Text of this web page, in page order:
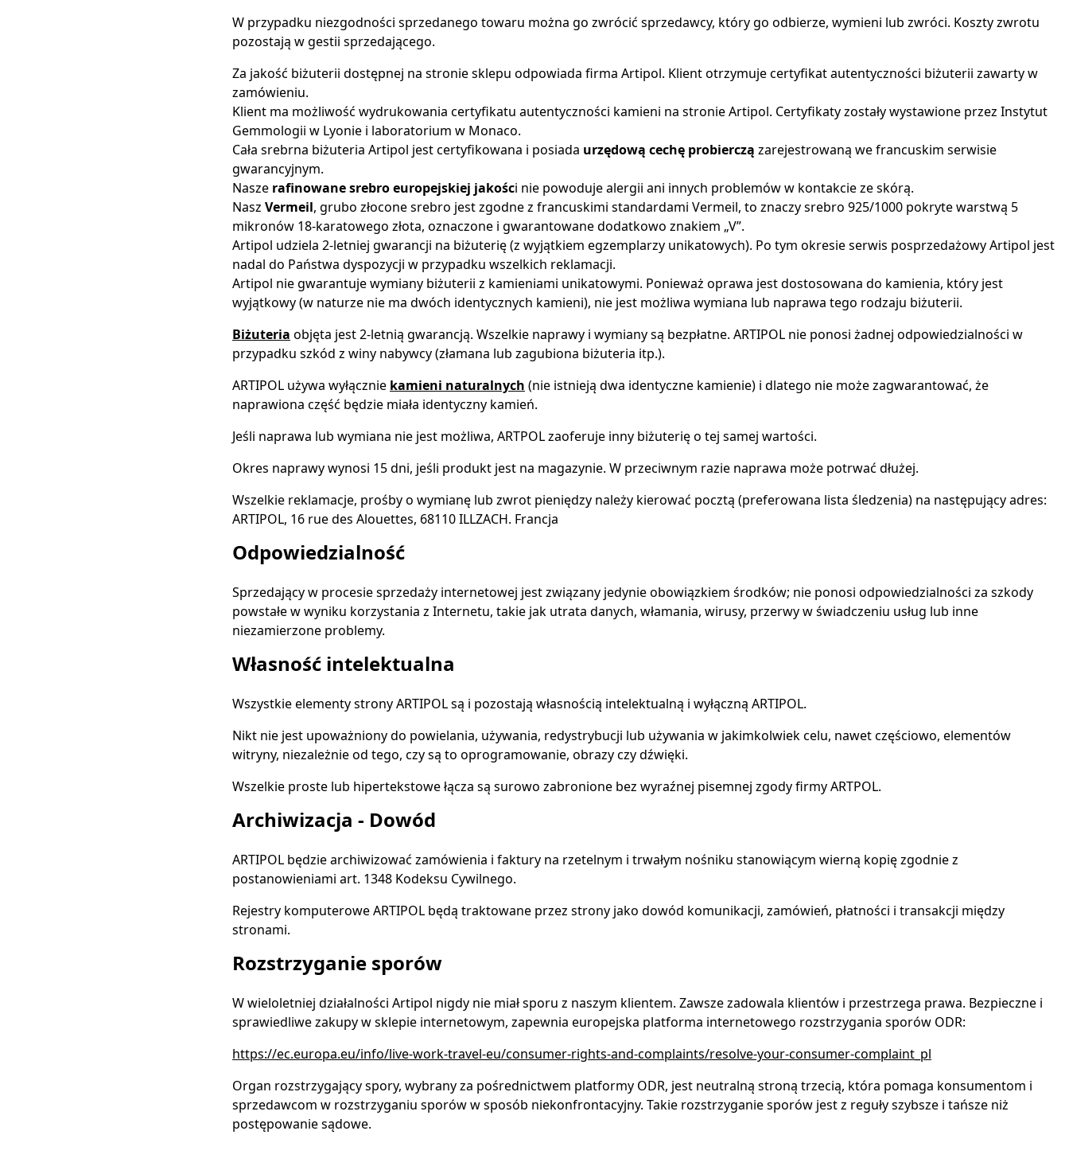
W przypadku niezgodności sprzedanego towaru można go zwrócić sprzedawcy, który go odbierze, wymieni lub zwróci. Koszty zwrotu
pozostają w gestii sprzedającego.
Za jakość biżuterii dostępnej na stronie sklepu odpowiada firma Artipol. Klient otrzymuje certyfikat autentyczności biżuterii zawarty w
zamówieniu.
Klient ma możliwość wydrukowania certyfikatu autentyczności kamieni na stronie Artipol. Certyfikaty zostały wystawione przez Instytut
Gemmologii w Lyonie i laboratorium w Monaco.
Cała srebrna biżuteria Artipol jest certyfikowana i posiada urzędową cechę probierczą zarejestrowaną we francuskim serwisie
gwarancyjnym.
Nasze rafinowane srebro europejskiej jakości nie powoduje alergii ani innych problemów w kontakcie ze skórą.
Nasz Vermeil, grubo złocone srebro jest zgodne z francuskimi standardami Vermeil, to znaczy srebro 925/1000 pokryte warstwą 5
mikronów 18-karatowego złota, oznaczone i gwarantowane dodatkowo znakiem „V”.
Artipol udziela 2-letniej gwarancji na biżuterię (z wyjątkiem egzemplarzy unikatowych). Po tym okresie serwis posprzedażowy Artipol jest
nadal do Państwa dyspozycji w przypadku wszelkich reklamacji.
Artipol nie gwarantuje wymiany biżuterii z kamieniami unikatowymi. Ponieważ oprawa jest dostosowana do kamienia, który jest
wyjątkowy (w naturze nie ma dwóch identycznych kamieni), nie jest możliwa wymiana lub naprawa tego rodzaju biżuterii.
Biżuteria objęta jest 2-letnią gwarancją. Wszelkie naprawy i wymiany są bezpłatne. ARTIPOL nie ponosi żadnej odpowiedzialności w
przypadku szkód z winy nabywcy (złamana lub zagubiona biżuteria itp.).
ARTIPOL używa wyłącznie kamieni naturalnych (nie istnieją dwa identyczne kamienie) i dlatego nie może zagwarantować, że
naprawiona część będzie miała identyczny kamień.
Jeśli naprawa lub wymiana nie jest możliwa, ARTPOL zaoferuje inny biżuterię o tej samej wartości.
Okres naprawy wynosi 15 dni, jeśli produkt jest na magazynie. W przeciwnym razie naprawa może potrwać dłużej.
Wszelkie reklamacje, prośby o wymianę lub zwrot pieniędzy należy kierować pocztą (preferowana lista śledzenia) na następujący adres:
ARTIPOL, 16 rue des Alouettes, 68110 ILLZACH. Francja
Odpowiedzialność
Sprzedający w procesie sprzedaży internetowej jest związany jedynie obowiązkiem środków; nie ponosi odpowiedzialności za szkody
powstałe w wyniku korzystania z Internetu, takie jak utrata danych, włamania, wirusy, przerwy w świadczeniu usług lub inne
niezamierzone problemy.
Własność intelektualna
Wszystkie elementy strony ARTIPOL są i pozostają własnością intelektualną i wyłączną ARTIPOL.
Nikt nie jest upoważniony do powielania, używania, redystrybucji lub używania w jakimkolwiek celu, nawet częściowo, elementów
witryny, niezależnie od tego, czy są to oprogramowanie, obrazy czy dźwięki.
Wszelkie proste lub hipertekstowe łącza są surowo zabronione bez wyraźnej pisemnej zgody firmy ARTPOL.
Archiwizacja - Dowód
ARTIPOL będzie archiwizować zamówienia i faktury na rzetelnym i trwałym nośniku stanowiącym wierną kopię zgodnie z
postanowieniami art. 1348 Kodeksu Cywilnego.
Rejestry komputerowe ARTIPOL będą traktowane przez strony jako dowód komunikacji, zamówień, płatności i transakcji między
stronami.
Rozstrzyganie sporów
W wieloletniej działalności Artipol nigdy nie miał sporu z naszym klientem. Zawsze zadowala klientów i przestrzega prawa. Bezpieczne i
sprawiedliwe zakupy w sklepie internetowym, zapewnia europejska platforma internetowego rozstrzygania sporów ODR:
https://ec.europa.eu/info/live-work-travel-eu/consumer-rights-and-complaints/resolve-your-consumer-complaint_pl
Organ rozstrzygający spory, wybrany za pośrednictwem platformy ODR, jest neutralną stroną trzecią, która pomaga konsumentom i
sprzedawcom w rozstrzyganiu sporów w sposób niekonfrontacyjny. Takie rozstrzyganie sporów jest z reguły szybsze i tańsze niż
postępowanie sądowe.